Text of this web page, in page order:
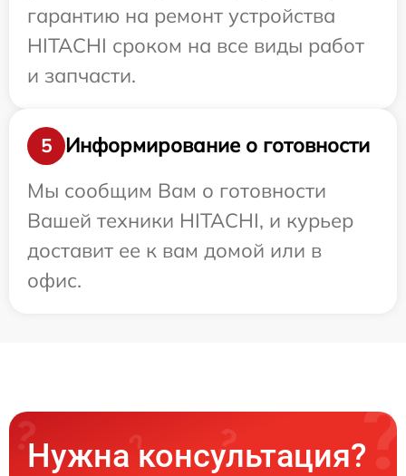
гарантию на ремонт устройства
HITACHI сроком на все виды работ
и запчасти.
5
Информирование о готовности
Мы сообщим Вам о готовности
Вашей техники HITACHI, и курьер
доставит ее к вам домой или в
офис.
Нужна консультация?